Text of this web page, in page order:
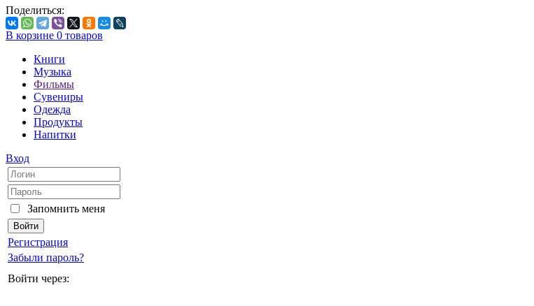
Поделиться:
В корзине 0 товаров
Книги
Музыка
Фильмы
Сувениры
Одежда
Продукты
Напитки
Вход
Запомнить меня
Регистрация
Забыли пароль?
Войти через: